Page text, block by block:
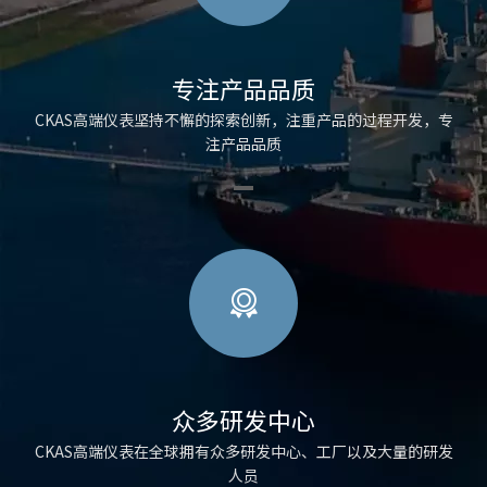
专注产品品质
CKAS高端仪表坚持不懈的探索创新，注重产品的过程开发，专
注产品品质
众多研发中心
CKAS高端仪表在全球拥有众多研发中心、工厂以及大量的研发
人员